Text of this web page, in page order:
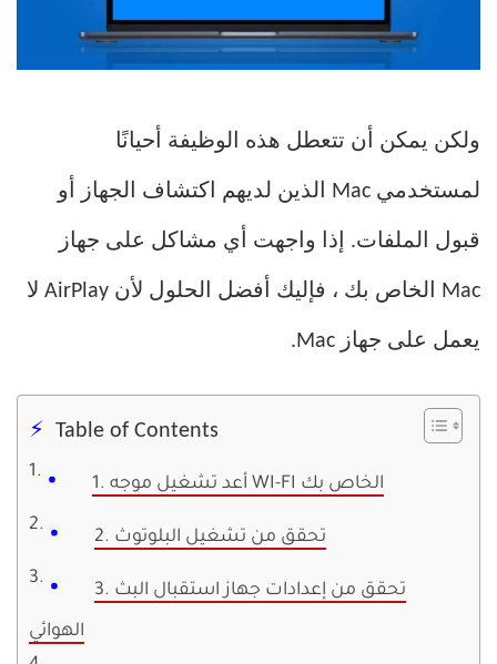
ولكن يمكن أن تتعطل هذه الوظيفة أحيانًا
لمستخدمي Mac الذين لديهم اكتشاف الجهاز أو
قبول الملفات. إذا واجهت أي مشاكل على جهاز
Mac الخاص بك ، فإليك أفضل الحلول لأن AirPlay لا
يعمل على جهاز Mac.
Table of Contents
1. أعد تشغيل موجه WI-FI الخاص بك
2. تحقق من تشغيل البلوتوث
3. تحقق من إعدادات جهاز استقبال البث
الهوائي